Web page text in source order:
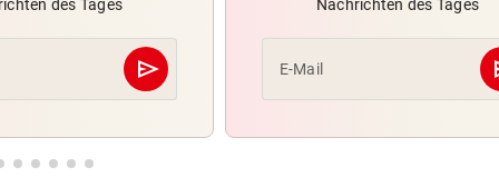
des Tages
send
Abschicken
Nachrichten des Tages
E-Mail